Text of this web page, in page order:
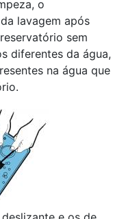
o
lavagem após
sem
diferentes da água,
na água que